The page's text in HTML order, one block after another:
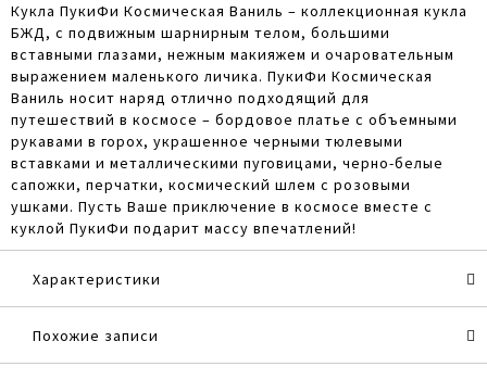
Кукла ПукиФи Космическая Ваниль – коллекционная кукла
БЖД, с подвижным шарнирным телом, большими
вставными глазами, нежным макияжем и очаровательным
выражением маленького личика. ПукиФи Космическая
Ваниль носит наряд отлично подходящий для
путешествий в космосе – бордовое платье с объемными
рукавами в горох, украшенное черными тюлевыми
вставками и металлическими пуговицами, черно-белые
сапожки, перчатки, космический шлем с розовыми
ушками. Пусть Ваше приключение в космосе вместе с
куклой ПукиФи подарит массу впечатлений!
Характеристики
Похожие записи